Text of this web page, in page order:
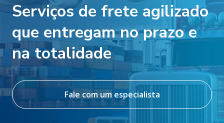
Serviços de frete agilizado
que entregam no prazo e
na totalidade
Fale com um especialista